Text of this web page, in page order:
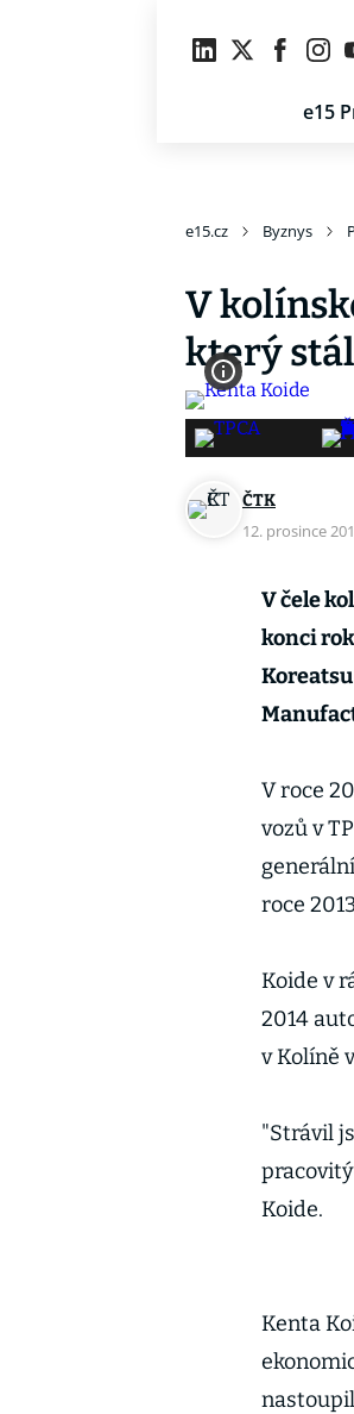
e15
e15.cz Byznys
V
který
ČTK
12. prosince
V čele
konci
V roce
vozů v
roce
Koide v
2014
v Kolíně
"Strávil
Koide.
Kenta